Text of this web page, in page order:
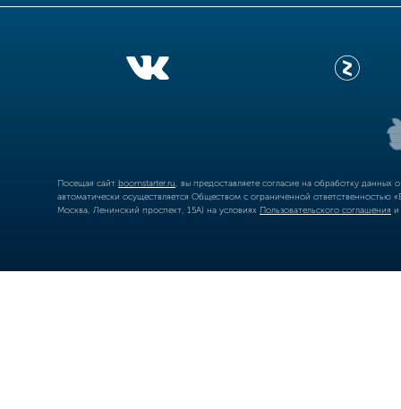
Посещая сайт boomstarter.ru , вы предоставляете согласие на обработку
автоматически осуществляется Обществом с ограниченной
Москва, Ленинский проспект, 15А) на условиях Пользовательского соглашения и